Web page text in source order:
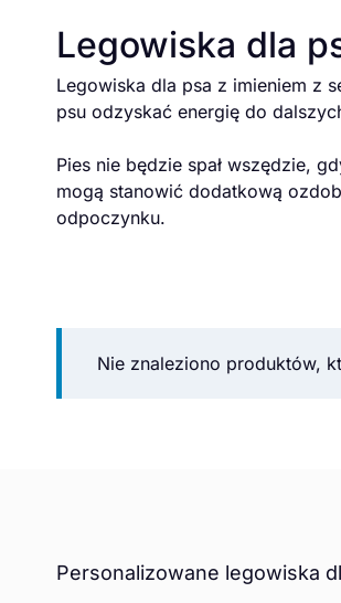
Legowiska dla
Legowiska dla psa z imieniem z
psu odzyskać energię do
Pies nie będzie spał wszędzie,
mogą stanowić dodatkową
odpoczynku.
Nie znaleziono produktów,
Personalizowane legowiska